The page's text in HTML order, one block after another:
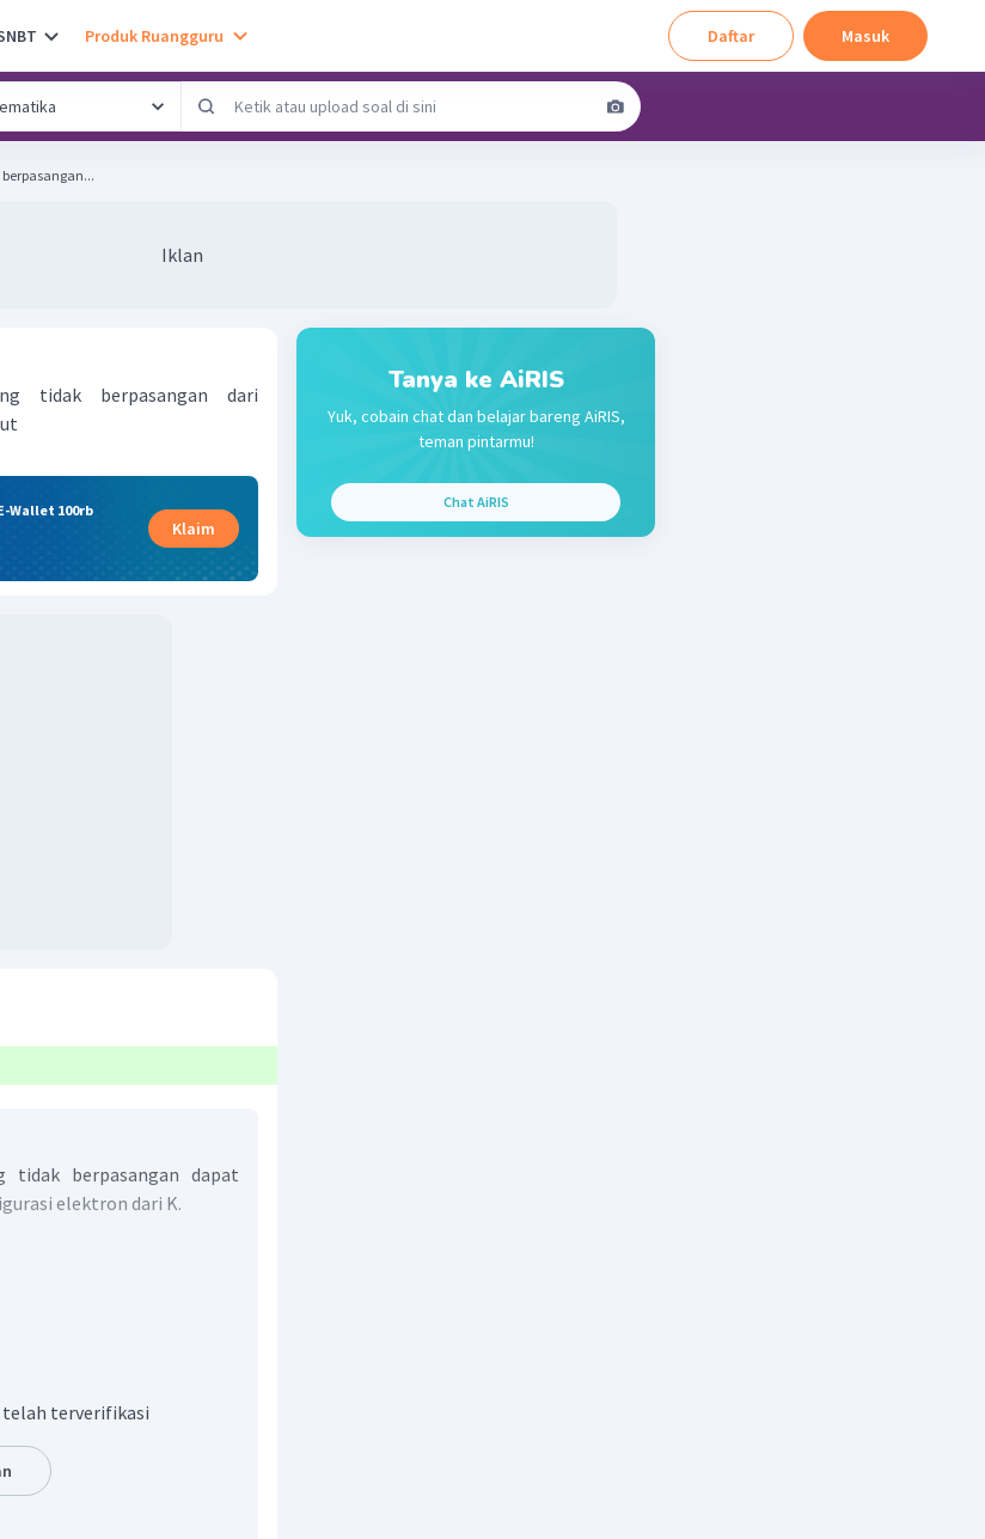
Produk Ruangguru Daftar Masuk
Iklan
tidak berpasangan dari
Wallet 100rb
Klaim
tidak berpasangan dapat
elektron dari K.
yang tidak berpasangan
telah terverifikasi
Tanya ke AiRIS
Yuk, cobain chat dan belajar bareng AiRIS,
teman pintarmu!
Chat AiRIS